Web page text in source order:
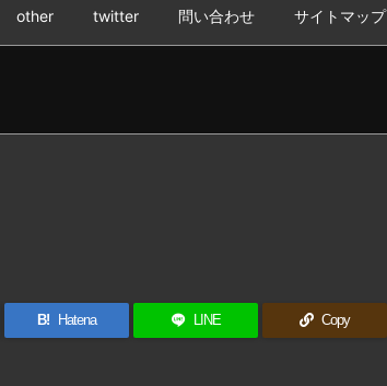
other twitter 問い合わせ サイトマップ
B! Hatena LINE Copy